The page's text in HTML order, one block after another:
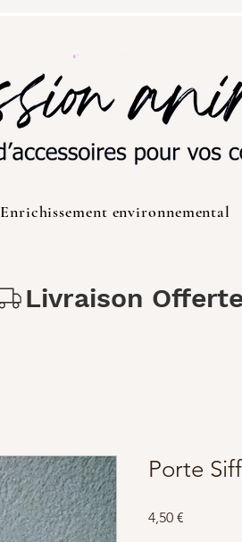
Enrichissement environnemental
Porte
4,50 €